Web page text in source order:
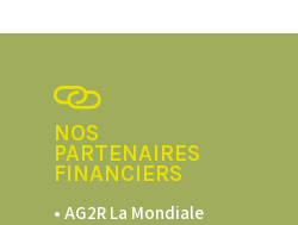
NOS
PARTENAIRES
FINANCIERS
• AG2R La Mondiale